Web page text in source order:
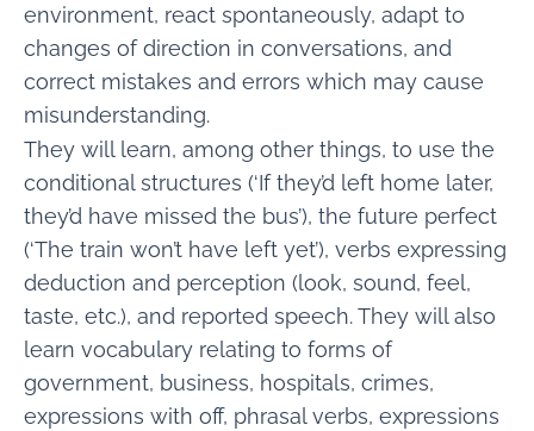
environment, react spontaneously, adapt to
changes of direction in conversations, and
correct mistakes and errors which may cause
misunderstanding.
They will learn, among other things, to use the
conditional structures (‘If they’d left home later,
they’d have missed the bus’), the future perfect
(‘The train won’t have left yet’), verbs expressing
deduction and perception (look, sound, feel,
taste, etc.), and reported speech. They will also
learn vocabulary relating to forms of
government, business, hospitals, crimes,
expressions with off, phrasal verbs, expressions